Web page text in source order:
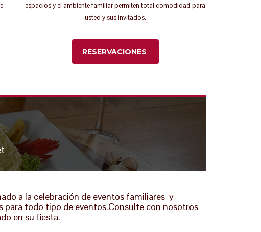
espacios y el ambiente familiar permiten total comodidad para
usted y sus invitados.
RESERVACIONES
a la celebración de eventos familiares y
para todo tipo de eventos.Consulte con nosotros
en su fiesta.